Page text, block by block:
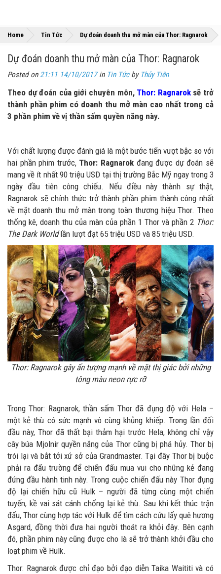
Home »
Tin Tức »
Dự đoán doanh thu mở màn của Thor: Ragnarok
Dự đoán doanh thu mở màn của Thor: Ragnarok
Posted on 21:11 14/10/2017in Tin Tứcby Thủy Tiên
Theo dự đoán của giới chuyên môn, Thor: Ragnaroksẽ trở
thành phần phim có doanh thu mở màn cao nhất trong cả
3 phần phim về vị thần sấm quyền năng này.
Với chất lượng được đánh giá là một bước tiến vượt bậc so với
hai phần phim trước, Thor: Ragnarok đang được dự đoán sẽ
mang về ít nhất 90 triệu USD tại thị trường Bắc Mỹ ngay trong 3
ngày đầu tiên công chiếu. Nếu điều này thành sự thật,
Ragnarok sẽ chính thức trở thành phần phim thành công nhất
về mặt doanh thu mở màn trong toàn thương hiệu Thor. Theo
thống kê, doanh thu của màn của phần 1 Thor và phần 2 Thor:
The Dark Worldlần lượt đạt 65 triệu USD và 85 triệu USD.
Thor: Ragnarok gây ấn tượng mạnh về mặt thị giác bởi những
tông màu neon rực rỡ
Trong Thor: Ragnarok, thần sấm Thor đã đụng độ với Hela –
một kẻ thù có sức mạnh vô cùng khủng khiếp. Trong lần đối
đầu này, Thor đã thất bại thảm hại trước Hela, không chỉ vậy
cây búa Mjolnir quyền năng của Thor cũng bị phá hủy. Thor bị
trói lại và bắt tới xứ sở của Grandmaster. Tại đây Thor bị buộc
phải ra đấu trường để chiến đấu mua vui cho những kẻ đang
đứng đầu hành tinh này. Trong cuộc chiến đấu này Thor đụng
độ lại chiến hữu cũ Hulk – người đã từng cùng một chiến
tuyến, kề vai sát cánh chống lại kẻ thù. Sau khi kết thúc trận
đấu, Thor cùng hợp tác với Hulk để tìm cách cứu lấy quê hương
Asgard, đồng thời đưa hai người thoát ra khỏi đây. Bên cạnh
đó, phần phim này cũng được cho là sẽ trở thành khởi đầu cho
loạt phim về Hulk.
Thor: Ragnarok được chỉ đạo bởi đạo diễn Taika Waititi và có